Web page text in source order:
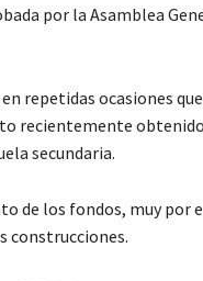
por la Asamblea
repetidas ocasiones
recientemente obtenido
secundaria.
de los fondos, muy por
construcciones.